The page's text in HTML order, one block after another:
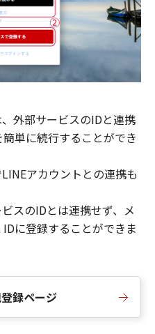
外部サービスのIDと連携
単に続行することができ
アカウントとの連携も
スのIDとは連携せず、メ
に登録することができま
録ページ